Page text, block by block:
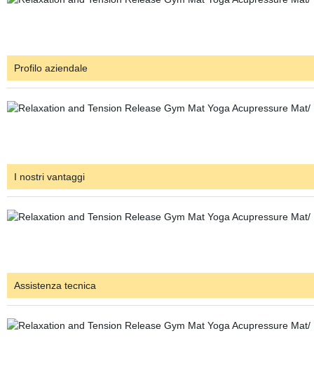
Profilo aziendale
I nostri vantaggi
Assistenza tecnica